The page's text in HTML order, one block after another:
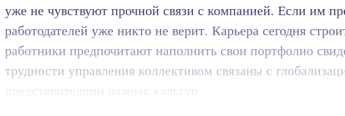
уже не чувствуют прочной связи с компанией. Если им
работодателей уже никто не верит. Карьера сегодня
работники предпочитают наполнить свои портфолио
трудности управления коллективом связаны с